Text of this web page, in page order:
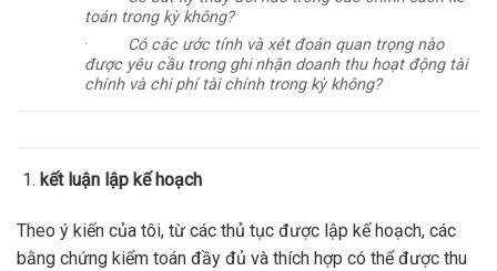
toán trong kỳ không?
· Có các ước tính và xét đoán quan trọng nào
được yêu cầu trong ghi nhận doanh thu hoạt động tài
chính và chi phí tài chính trong kỳ không?
kết luận lập kế hoạch
Theo ý kiến của tôi, từ các thủ tục được lập kế hoạch, các
bằng chứng kiểm toán đầy đủ và thích hợp có thể được thu